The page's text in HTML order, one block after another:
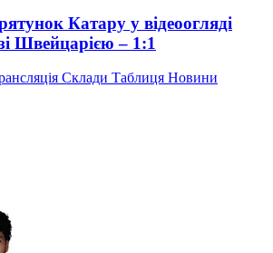
Катару у відеоогляді
Швейцарією – 1:1
Склади Таблиця Новини